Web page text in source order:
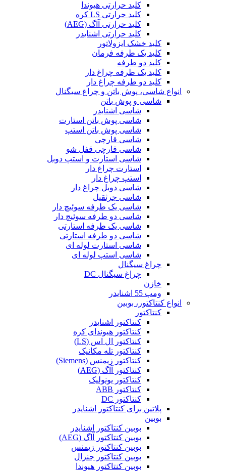
کلید حرارتی هیوندا
کلید حرارتی LS کره
کلید حرارتی آاگ (AEG)
کلید حرارتی اشنایدر
کلید خشک ایزولاتور
کلید یک طرفه فرمان
کلید دو طرفه
کلید یک طرفه چراغ دار
کلید دو طرفه چراغ دار
انواع شاسی، پوش باتن و چراغ سیگنال
شاسی و پوش باتن
شاسی اشنایدر
شاسی پوش باتن استارت
شاسی پوش باتن استپ
شاسی قارچی
شاسی قارچی قفل شو
شاسی استارت و استپ دوبل
استارت چراغ دار
استپ چراغ دار
شاسی دوبل چراغ دار
شاسی جرثقیل
شاسی یک طرفه سوئیچ دار
شاسی دو طرفه سوئیچ دار
شاسی یک طرفه استارتی
شاسی دو طرفه استارتی
شاسی استارت لوله ای
شاسی استپ لوله ای
چراغ سیگنال
چراغ سیگنال DC
خازن
ومپ 55 اشنایدر
انواع کنتاکتور، بوبین
کنتاکتور
کنتاکتور اشنایدر
کنتاکتور هیوندای کره
کنتاکتور ال اس (LS)
کنتاکتور تله مکانیک
کنتاکتور زیمنس (Siemens)
کنتاکتور آاگ (AEG)
کنتاکتور یونولیک
کنتاکتور ABB
کنتاکتور DC
پلاتین برای کنتاکتور اشنایدر
بوبین
بوبین کنتاکتور اشنایدر
بوبین کنتاکتور آاگ (AEG)
بوبین کنتاکتور زیمنس
بوبین کنتاکتور جنرال
بوبین کنتاکتور هیوندا